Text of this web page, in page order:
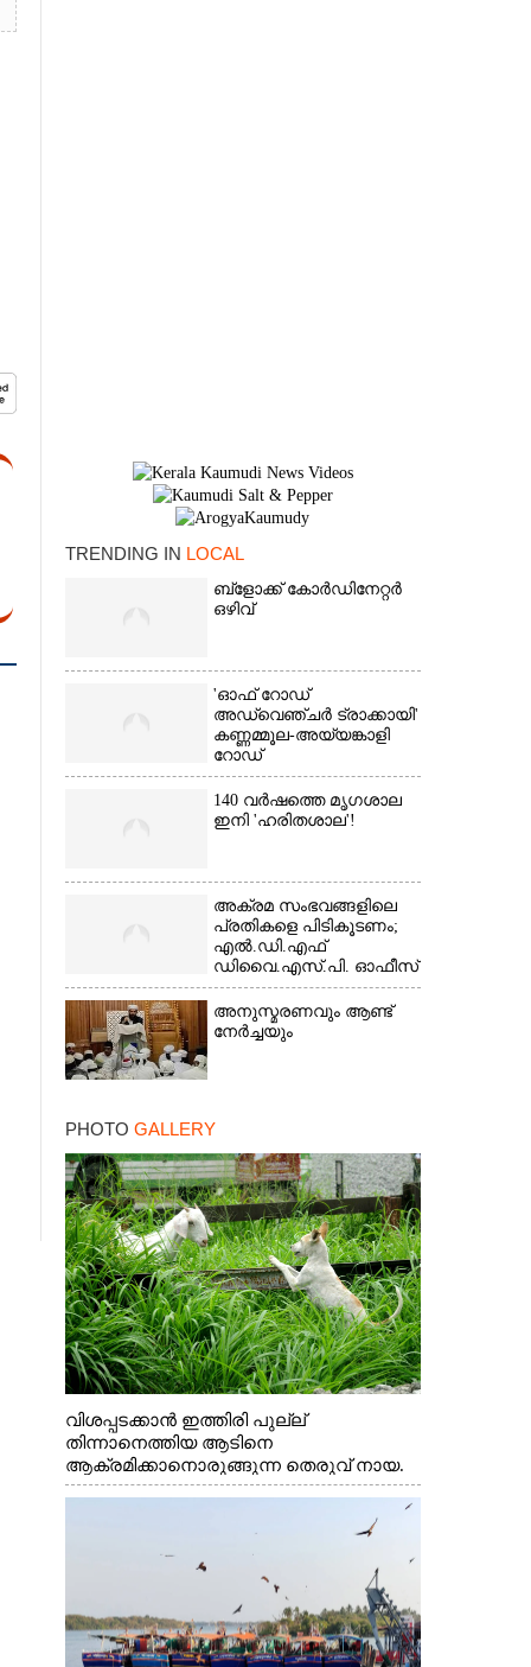
TRENDING IN LOCAL
ബ്‌ളോക്ക് കോർഡിനേറ്റർ
ഒഴിവ്
'ഓഫ് റോഡ്
അഡ്വെഞ്ചർ ട്രാക്കായി'
കണ്ണമ്മൂല-അയ്യങ്കാളി
റോഡ്
140 വർഷത്തെ മൃഗശാല
ഇനി 'ഹരിതശാല'!
അക്രമ സംഭവങ്ങളിലെ
പ്രതികളെ പിടികൂടണം;
എൽ.ഡി.എഫ്
ഡിവൈ.എസ്.പി. ഓഫീസ്
മാർച്ച്
അനുസ്മരണവും ആണ്ട്
നേർച്ചയും
PHOTO GALLERY
വിശപ്പടക്കാൻ ഇത്തിരി പുല്ല്
തിന്നാനെത്തിയ ആടിനെ
ആക്രമിക്കാനൊരുങ്ങുന്ന തെരുവ് നായ.
എറണാകുളം വാത്തുരുത്തിയിൽ നിന്നുള്ള